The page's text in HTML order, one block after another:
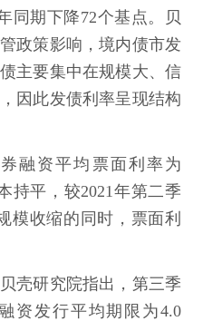
同期下降72个基点。贝
政策影响，境内债市发
主要集中在规模大、信
因此发债利率呈现结构
融资平均票面利率为
持平，较2021年第二季
模收缩的同时，票面利
壳研究院指出，第三季
资发行平均期限为4.0